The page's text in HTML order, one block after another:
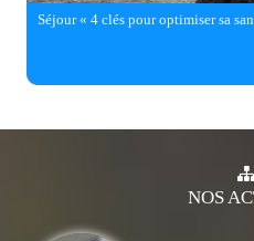
Séjour « 4 clés pour optimiser sa
NOS